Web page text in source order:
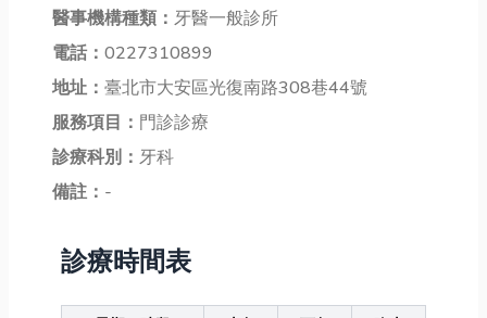
醫事機構種類： 牙醫一般診所
電話： 0227310899
地址： 臺北市大安區光復南路308巷44號
服務項目： 門診診療
診療科別： 牙科
備註： -
診療時間表